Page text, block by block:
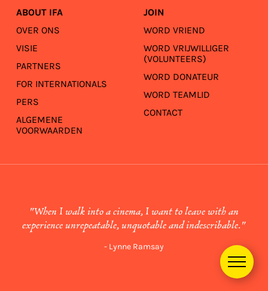
Menu
openen
ABOUT IFA
OVER ONS
VISIE
PARTNERS
FOR INTERNATIONALS
PERS
ALGEMENE
VOORWAARDEN
JOIN
WORD VRIEND
WORD VRIJWILLIGER
(VOLUNTEERS)
WORD DONATEUR
WORD TEAMLID
CONTACT
"When I walk into a cinema, I want to leave with an
experience unrepeatable, unquotable and indescribable."
- Lynne Ramsay